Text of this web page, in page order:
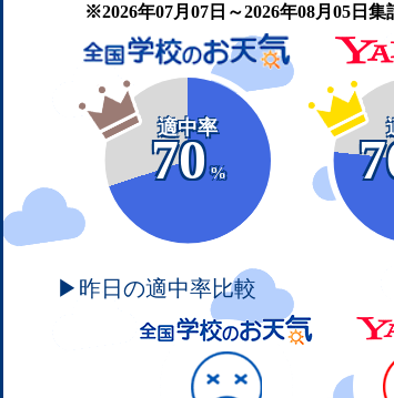
※2026年07月07日～2026年08月05日集
適中率
70
%
▶昨日の適中率比較